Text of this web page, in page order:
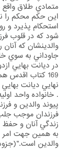
متمادي طلاق
اين حكم محكم را
استحكام پذيرد و
شود كه در قلوب
والدينشان كه
جاوداني به سوي
169 كتاب
نهايي ديانت
. خانواده واحد
پيوند والدين و
فرزندان موجب
زندگي آنان و
به همين جهت امر
والدين